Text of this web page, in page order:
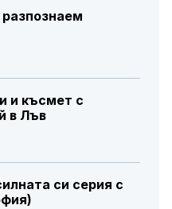
и късмет с
в Лъв
си серия с